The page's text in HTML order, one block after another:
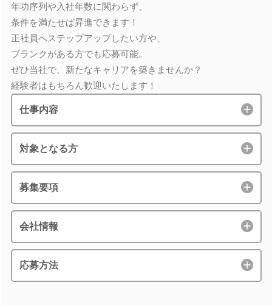
年功序列や入社年数に関わらず、
条件を満たせば昇進できます！
正社員へステップアップしたい方や、
ブランクがある方でも応募可能。
ぜひ当社で、新たなキャリアを築きませんか？
経験者はもちろん歓迎いたします！
仕事内容
対象となる方
募集要項
会社情報
応募方法